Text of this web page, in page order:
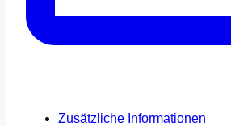
Zusätzliche Informationen